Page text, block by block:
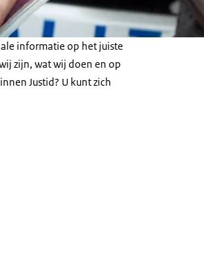
informatie op het juiste
zijn, wat wij doen en op
Justid? U kunt zich